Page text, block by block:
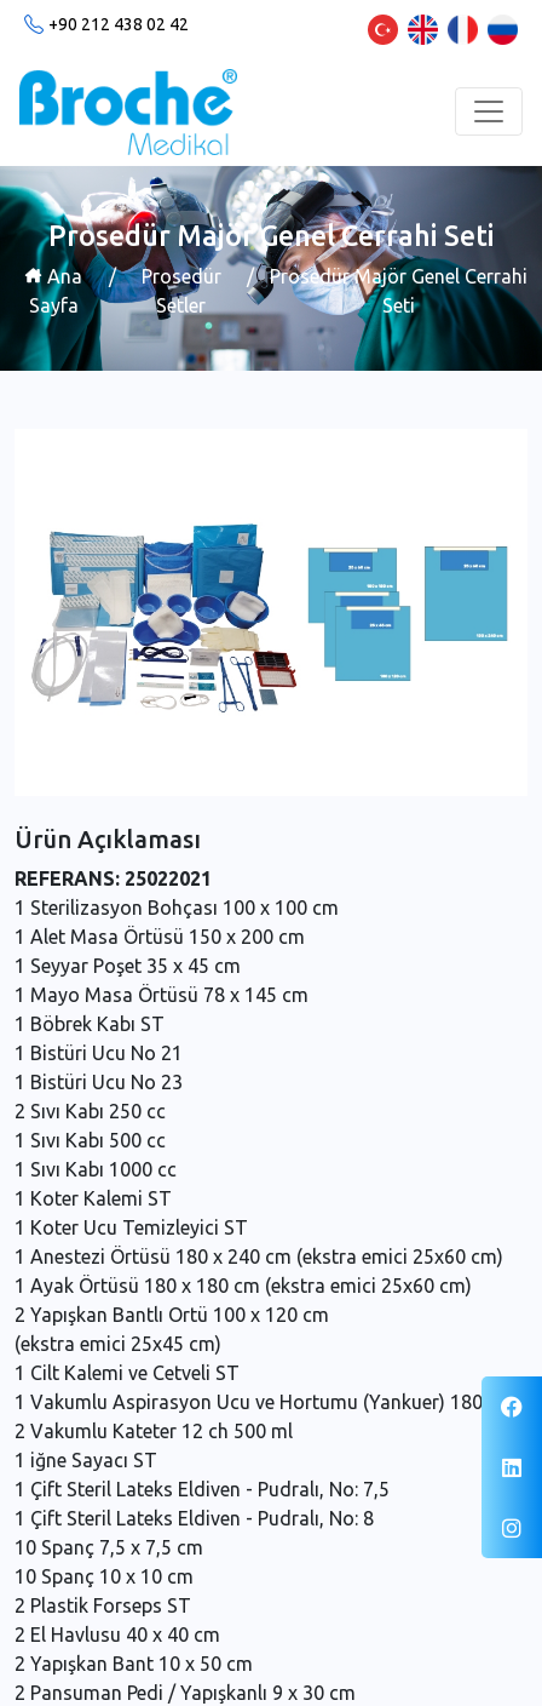
+90 212 438 02 42
Prosedür Majör Genel Cerrahi Seti
Ana
Sayfa
/
Prosedür
Setler
/
Prosedür Majör Genel Cerrahi
Seti
Ürün Açıklaması
REFERANS: 25022021
1 Sterilizasyon Bohçası 100 x 100 cm
1 Alet Masa Örtüsü 150 x 200 cm
1 Seyyar Poşet 35 x 45 cm
1 Mayo Masa Örtüsü 78 x 145 cm
1 Böbrek Kabı ST
1 Bistüri Ucu No 21
1 Bistüri Ucu No 23
2 Sıvı Kabı 250 cc
1 Sıvı Kabı 500 cc
1 Sıvı Kabı 1000 cc
1 Koter Kalemi ST
1 Koter Ucu Temizleyici ST
1 Anestezi Örtüsü 180 x 240 cm (ekstra emici 25x60 cm)
1 Ayak Örtüsü 180 x 180 cm (ekstra emici 25x60 cm)
2 Yapışkan Bantlı Ortü 100 x 120 cm
(ekstra emici 25x45 cm)
1 Cilt Kalemi ve Cetveli ST
1 Vakumlu Aspirasyon Ucu ve Hortumu (Yankuer) 180 cm
2 Vakumlu Kateter 12 ch 500 ml
1 iğne Sayacı ST
1 Çift Steril Lateks Eldiven - Pudralı, No: 7,5
1 Çift Steril Lateks Eldiven - Pudralı, No: 8
10 Spanç 7,5 x 7,5 cm
10 Spanç 10 x 10 cm
2 Plastik Forseps ST
2 El Havlusu 40 x 40 cm
2 Yapışkan Bant 10 x 50 cm
2 Pansuman Pedi / Yapışkanlı 9 x 30 cm